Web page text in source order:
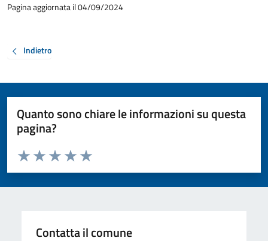
Pagina aggiornata il 04/09/2024
Indietro
Quanto sono chiare le informazioni su questa
pagina?
Valuta da 1 a 5 stelle la pagina
Valuta 5 stelle su 5
Valuta 4 stelle su 5
Valuta 3 stelle su 5
Valuta 2 stelle su 5
Valuta 1 stelle su 5
Contatta il comune